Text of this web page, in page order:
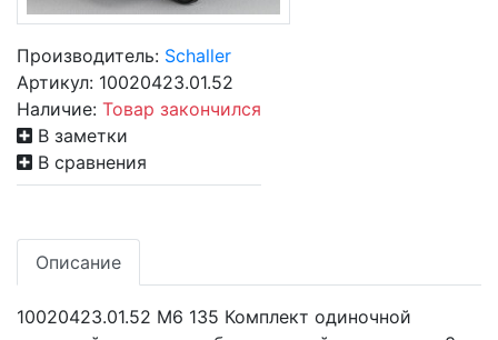
Производитель: Schaller
Артикул: 10020423.01.52
Наличие: Товар закончился
В заметки
В сравнения
Описание
10020423.01.52 M6 135 Комплект одиночной